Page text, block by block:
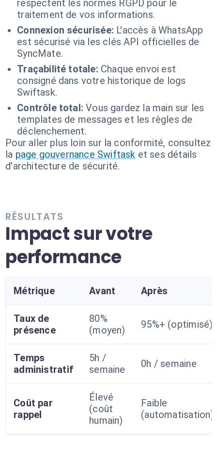
respectent les normes RGPD pour le
traitement de vos informations.
Connexion sécurisée: L'accès à WhatsApp
est sécurisé via les clés API officielles de
SyncMate.
Traçabilité totale: Chaque envoi est
consigné dans votre historique de logs
Swiftask.
Contrôle total: Vous gardez la main sur les
templates de messages et les règles de
déclenchement.
Pour aller plus loin sur la conformité, consultez
la page gouvernance Swiftask et ses détails
d'architecture de sécurité.
RÉSULTATS
Impact sur votre
performance
Métrique Avant Après
Taux de
présence
80%
(moyen)
95%+ (optimisé)
Temps
administratif
5h /
semaine
0h / semaine
Coût par
rappel
Élevé
(coût
humain)
Faible
(automatisation)